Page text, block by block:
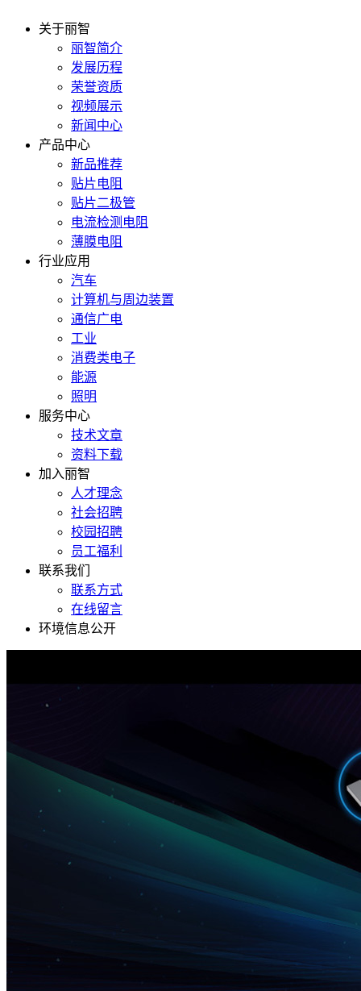
关于丽智
丽智简介
发展历程
荣誉资质
视频展示
新闻中心
产品中心
新品推荐
贴片电阻
贴片二极管
电流检测电阻
薄膜电阻
行业应用
汽车
计算机与周边装置
通信广电
工业
消费类电子
能源
照明
服务中心
技术文章
资料下载
加入丽智
人才理念
社会招聘
校园招聘
员工福利
联系我们
联系方式
在线留言
环境信息公开